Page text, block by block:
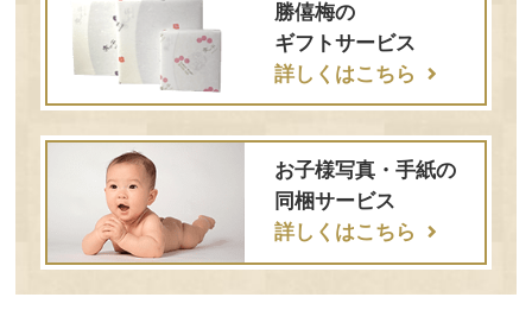
勝僖梅の
ギフトサービス
詳しくはこちら
お子様写真・手紙の
同梱サービス
詳しくはこちら